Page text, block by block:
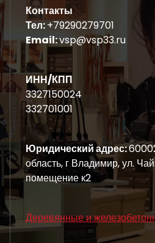
Контакты
Тел:+79290279701
Email:vsp@vsp33.ru
ИНН/КПП
3327150024
332701001
Юридический адрес:
область, г Владимир, ул.
помещение к2
Деревянные и